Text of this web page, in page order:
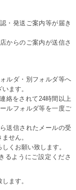
・発送ご案内等が届き
からのご案内が送信さ
ルダ・別フォルダ等へ
ます。
絡をされて24時間以上
ルフォルダ等を一度ご
送信されたメールの受
せん。
くお願い致します。
るようにご設定くださ
ます。